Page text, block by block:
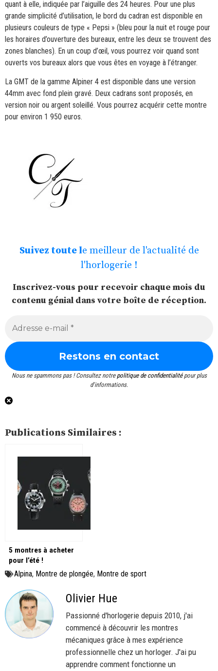
quant à elle, indiquée par l’aiguille des 24 heures. Pour une plus
grande simplicité d’utilisation, le bord du cadran est disponible en
plusieurs couleurs de type « Pepsi » (bleu pour la nuit et rouge pour
les horaires d’ouverture des bureaux, entre les deux se trouvent des
zones blanches). En un coup d’œil, vous pourrez voir quand sont
ouverts vos bureaux alors que vous êtes en voyage à l’étranger.
La GMT de la gamme Alpiner 4 est disponible dans une version
44mm avec fond plein gravé. Deux cadrans sont proposés, en
version noir ou argent soleillé. Vous pourrez acquérir cette montre
pour environ 1 950 euros.
Suivez toute le meilleur de l'actualité de
l'horlogerie !
Inscrivez-vous pour recevoir chaque mois du
contenu génial dans votre boîte de réception.
Nous ne spammons pas ! Consultez notre politique de confidentialitépour plus
d’informations.
Publications Similaires :
5 montres à acheter
pour l’été !
Alpina, Montre de plongée, Montre de sport
Olivier Hue
Passionné d'horlogerie depuis 2010, j'ai
commencé à découvrir les montres
mécaniques grâce à mes expérience
professionnelle chez un horloger. J'ai pu
apprendre comment fonctionne un